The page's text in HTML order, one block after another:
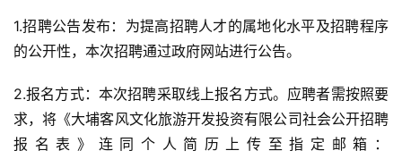
1.招聘公告发布：为提高招聘人才的属地化水平及招聘程序
的公开性，本次招聘通过政府网站进行公告。
2.报名方式：本次招聘采取线上报名方式。应聘者需按照要
求，将《大埔客风文化旅游开发投资有限公司社会公开招聘
报名表》连同个人简历上传至指定邮箱：